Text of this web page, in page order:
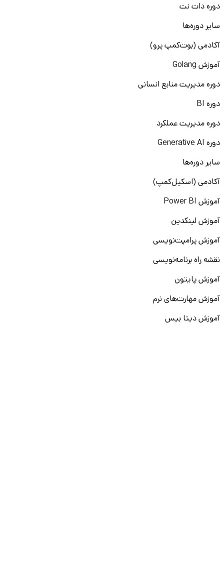
دوره دات نت
سایر دوره‌ها
آکادمی (بوت‌کمپ پرو)
آموزش Golang
دوره مدیریت منابع انسانی
دوره BI
دوره مدیریت عملکرد
دوره Generative AI
سایر دوره‌ها
آکادمی (اسکیل‌کمپ)
آموزش Power BI
آموزش لینکدین
آموزش پرامپت‌نویسی
نقشه راه برنامه‌نویسی
آموزش پایتون
آموزش مهارت‌های نرم
آموزش دیتا بیس